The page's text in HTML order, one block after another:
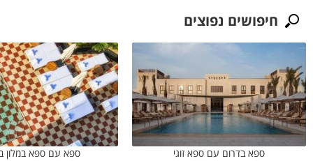
חיפושים נפוצים
ספא בדרום עם ספא זוגי ספא עם ספא במלון